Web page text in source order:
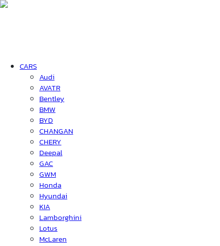
CARS
Audi
AVATR
Bentley
BMW
BYD
CHANGAN
CHERY
Deepal
GAC
GWM
Honda
Hyundai
KIA
Lamborghini
Lotus
McLaren